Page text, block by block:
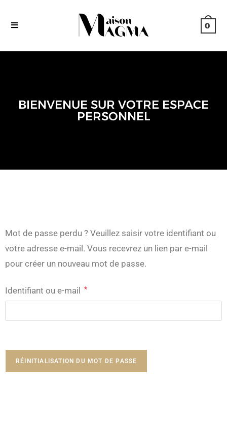
0
BIENVENUE SUR VOTRE ESPACE
PERSONNEL
Mot de passe perdu ? Veuillez saisir votre identifiant ou
votre adresse e-mail. Vous recevrez un lien par e-mail
pour créer un nouveau mot de passe.
Identifiant ou e-mail *
RÉINITIALISATION DU MOT DE PASSE